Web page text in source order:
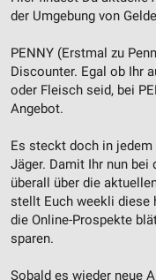
der Umgebung von
PENNY (Erstmal zu
Discounter. Egal ob Ihr
oder Fleisch seid, bei
Angebot.
Es steckt doch in jedem
Jäger. Damit Ihr nun bei
überall über die
stellt Euch weekli diese
die Online-Prospekte
sparen.
Sobald es wieder neue